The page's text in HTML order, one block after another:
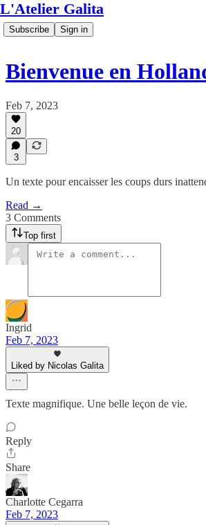
L'Atelier Galita
Subscribe Sign in
Bienvenue en
Feb 7, 2023
20
3
Un texte pour encaisser les coups durs
Read →
3 Comments
Top first
Ingrid
Feb 7, 2023
Liked by Nicolas Galita
Texte magnifique. Une belle leçon de vie.
Reply
Share
Charlotte Cegarra
Feb 7, 2023